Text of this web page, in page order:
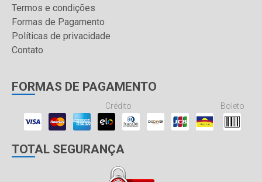
Termos e condições
Formas de Pagamento
Políticas de privacidade
Contato
FORMAS DE PAGAMENTO
Crédito Boleto
TOTAL SEGURANÇA